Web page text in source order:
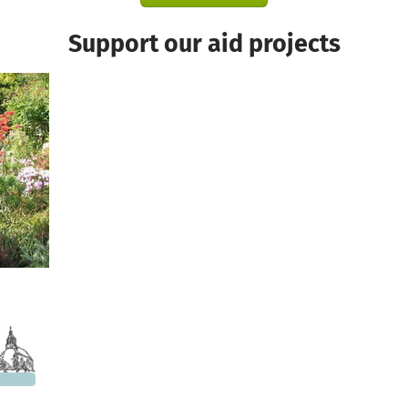
Support our aid projects